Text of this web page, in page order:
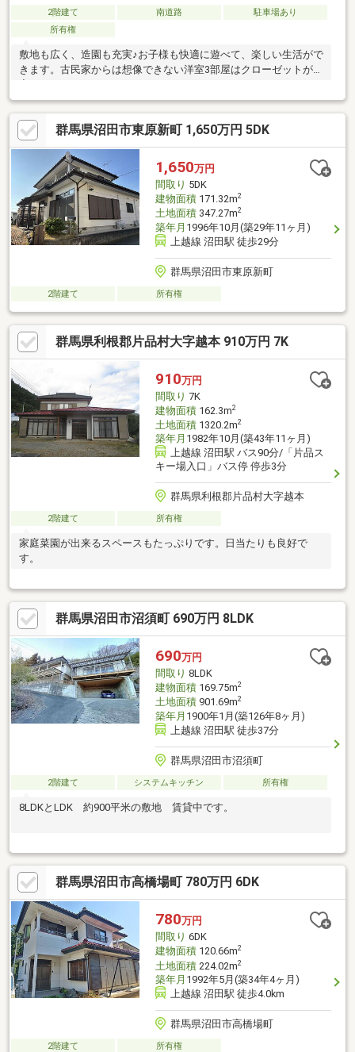
2階建て 南道路
駐車場あり
所有権
敷地も広く、造園も充実♪お子様も快適に遊べて、楽しい生活がで
きます。古民家からは想像できない洋室3部屋はクローゼットが充
群馬県沼田市東原新町 1,650万円 5DK
1,650万円
間取り 5DK
建物面積171.32m2
土地面積347.27m2
築年月 1996年10月(築29年11ヶ月)
上越線 沼田駅 徒歩29分
群馬県沼田市東原新町
2階建て 所有権
群馬県利根郡片品村大字越本 910万円 7K
910万円
間取り 7K
建物面積162.3m2
土地面積1320.2m2
築年月 1982年10月(築43年11ヶ月)
上越線 沼田駅 バス90分/「片品ス
キー場入口」バス停 停歩3分
群馬県利根郡片品村大字越本
2階建て 所有権
家庭菜園が出来るスペースもたっぷりです。日当たりも良好で
す。
群馬県沼田市沼須町 690万円 8LDK
690万円
間取り 8LDK
建物面積169.75m2
土地面積901.69m2
築年月 1900年1月(築126年8ヶ月)
上越線 沼田駅 徒歩37分
群馬県沼田市沼須町
2階建て システムキッチン 所有権
8LDKとLDK 約900平米の敷地 賃貸中です。
群馬県沼田市高橋場町 780万円 6DK
780万円
間取り 6DK
建物面積120.66m2
土地面積224.02m2
築年月 1992年5月(築34年4ヶ月)
上越線 沼田駅 徒歩4.0km
群馬県沼田市高橋場町
2階建て 所有権